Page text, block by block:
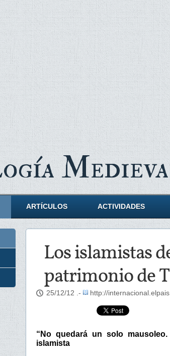
ARTÍCULOS ACTIVIDADES
Los islamistas
patrimonio de
25/12/12 .- http://
“No quedará un solo
islamista